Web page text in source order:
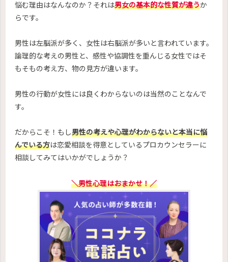
悩む理由はなんなのか？それは男女の基本的な性質が違うか
らです。
男性は左脳派が多く、女性は右脳派が多いと言われています。
論理的な考えの男性と、感性や協調性を重んじる女性ではそ
もそもの考え方、物の見方が違います。
男性の行動が女性には良くわからないのは当然のことなんで
す。
だからこそ！もし男性の考えや心理がわからないと本当に悩
んでいる方は恋愛相談を得意としているプロカウンセラーに
相談してみてはいかがでしょうか？
＼男性心理はおまかせ！／